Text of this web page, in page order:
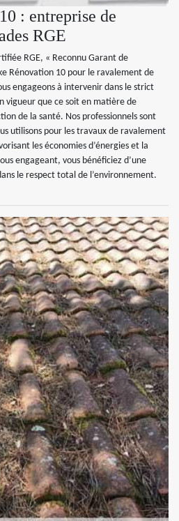
: entreprise de
RGE
RGE, « Reconnu Garant de
Rénovation 10 pour le ravalement de
engageons à intervenir dans le strict
vigueur que ce soit en matière de
de la santé. Nos professionnels sont
utilisons pour les travaux de ravalement
les économies d’énergies et la
engageant, vous bénéficiez d’une
le respect total de l’environnement.